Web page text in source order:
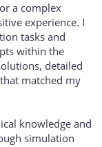
a complex
experience. I
tasks and
within the
detailed
matched my
knowledge and
simulation